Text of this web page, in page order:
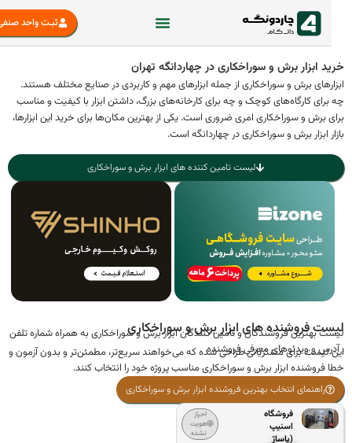
ثبـت واحد صنفی
ابزار برش و سوراخکاری در چهاردانگه تهران
برش و سوراخکاری از جمله ابزارهای مهم و کاربردی در صنایع مختلف هستند.
کارگاه‌های کوچک و چه برای کارخانه‌های بزرگ، داشتن ابزار با کیفیت و مناسب
برش و سوراخکاری امری ضروری است. یکی از بهترین مکان‌ها برای خرید این ابزارها،
ابزار برش و سوراخکاری در چهاردانگه است.
لیست تامین کننده های ابزار برش و سوراخکاری
فروشنده های ابزار برش و سوراخکاری
بهترین فروشندگان و تامین کنندگان ابزار برش و سوراخکاری به همراه شماره تلفن
و ویدئوهای معرفی فروشنده
لیست برای مشتریانی طراحی شده که می‌خواهند سریع‌تر، مطمئن‌تر و بدون آزمون و
فروشنده ابزار برش و سوراخکاری مناسب پروژه خود را انتخاب کنند.
راهنمای انتخاب بهترین فروشنده ابزار برش و سوراخکاری
فروشگاه
اسنیپ
(پاساژ
احراز
هویت
نشده